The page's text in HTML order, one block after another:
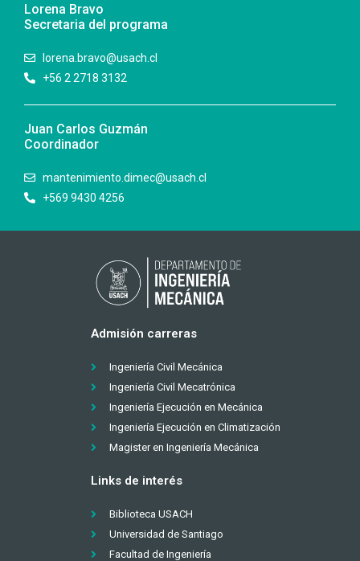
Lorena Bravo
Secretaria del programa
lorena.bravo@usach.cl
+56 2 2718 3132
Juan Carlos Guzmán
Coordinador
mantenimiento.dimec@usach.cl
+569 9430 4256
Admisión carreras
Ingeniería Civil Mecánica
Ingeniería Civil Mecatrónica
Ingeniería Ejecución en Mecánica
Ingeniería Ejecución en Climatización
Magister en Ingeniería Mecánica
Links de interés
Biblioteca USACH
Universidad de Santiago
Facultad de Ingeniería